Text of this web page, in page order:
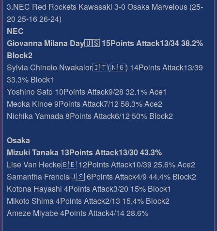
3.NEC Red Rockets Kawasaki 3-0 Osaka Marvelous (25-
20 25-16 26-24)
NEC
Giovanna Milana Day🇺🇸 15Points Attack13/34 38.2%
Block2
Sylvia Chinelo Nwakalor🇮🇹(🇳🇬) 14Points Attack13/39
33.3% Block1
Yoshino Sato 10Points Attack9/28 32.1% Ace1
Meoka Kinoe 9Points Attack7/12 58.3% Ace2
Nichika Yamada 8Points Attack6/12 50% Block2
Osaka
Mizuki Tanaka 13Points Attack13/30 43.3%
Lise Van Hecke🇧🇪 12Points Attack10/39 25.6% Ace2
Samantha Francis🇺🇸 6Points Attack4/9 44.4% Block2
Kotona Hayashi 4Points Attack3/20 15% Block1
Mikoto Shima 4Points Attack2/13 15,4% Block2
Ameze Miyabe 4Points Attack4/14 28.6%